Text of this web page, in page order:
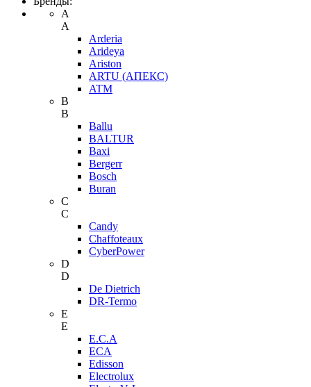
A
A
Arderia
Arideya
Ariston
ARTU (АПЕКС)
ATM
B
B
Ballu
BALTUR
Baxi
Bergerr
Bosch
Buran
C
C
Candy
Chaffoteaux
CyberPower
D
D
De Dietrich
DR-Termo
E
E
E.C.A
ECA
Edisson
Electrolux